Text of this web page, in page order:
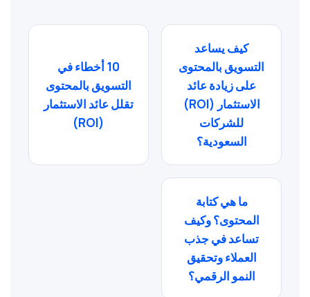
كيف يساعد
التسويق بالمحتوى
على زيادة عائد
الاستثمار (ROI)
للشركات
السعودية؟
10 أخطاء في
التسويق بالمحتوى
تقلل عائد الاستثمار
(ROI)
ما هي كتابة
المحتوى؟ وكيف
تساعد في جذب
العملاء وتحقيق
النمو الرقمي؟